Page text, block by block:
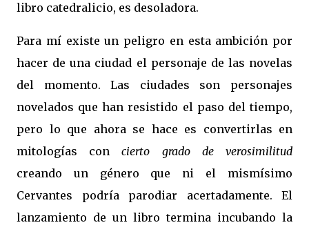
libro catedralicio, es desoladora.
Para mí existe un peligro en esta ambición por
hacer de una ciudad el personaje de las novelas
del momento. Las ciudades son personajes
novelados que han resistido el paso del tiempo,
pero lo que ahora se hace es convertirlas en
mitologías concierto grado de verosimilitud
creando un género que ni el mismísimo
Cervantes podría parodiar acertadamente. El
lanzamiento de un libro termina incubando la